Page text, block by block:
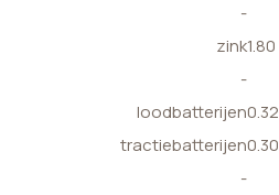
-
zink1.80
-
loodbatterijen0.32
tractiebatterijen0.30
-